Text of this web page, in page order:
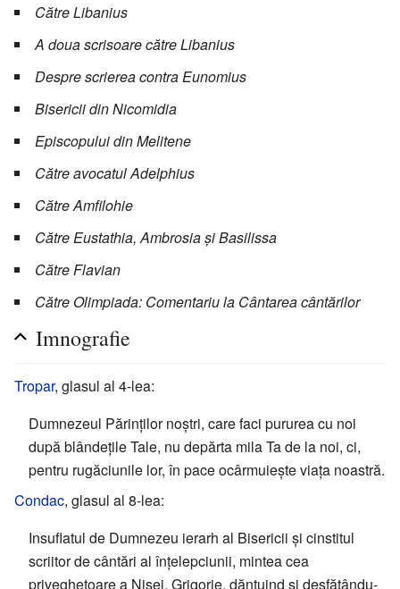
Către Libanius
A doua scrisoare către Libanius
Despre scrierea contra Eunomius
Bisericii din Nicomidia
Episcopului din Melitene
Către avocatul Adelphius
Către Amfilohie
Către Eustathia, Ambrosia și Basilissa
Către Flavian
Către Olimpiada: Comentariu la Cântarea cântărilor
Imnografie
Tropar, glasul al 4-lea:
Dumnezeul Părinților noștri, care faci pururea cu noi
după blândețile Tale, nu depărta mila Ta de la noi, ci,
pentru rugăciunile lor, în pace ocârmuiește viața noastră.
Condac, glasul al 8-lea:
Insuflatul de Dumnezeu ierarh al Bisericii și cinstitul
scriitor de cântări al înțelepciunii, mintea cea
priveghetoare a Nisei, Grigorie, dănțuind și desfătându-